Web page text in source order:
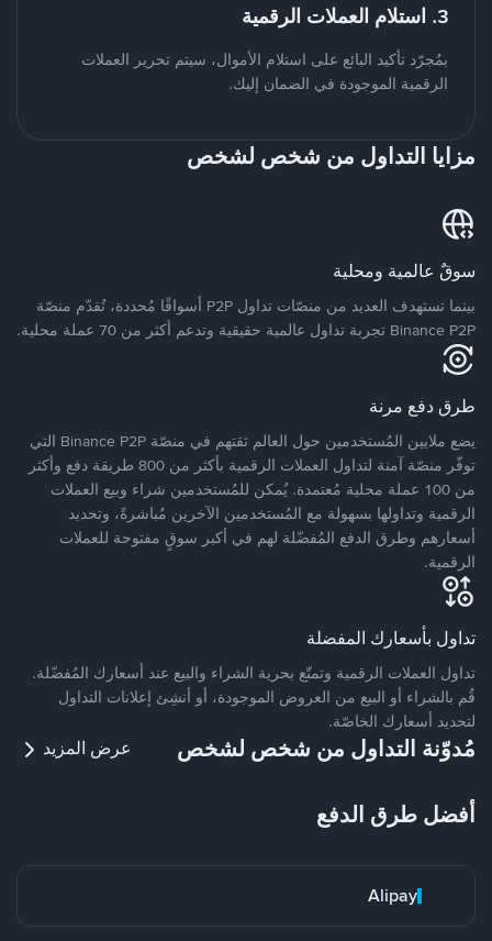
3. استلام العملات الرقمية
بمُجرّد تأكيد البائع على استلام الأموال، سيتم تحرير العملات
الرقمية الموجودة في الضمان إليك.
مزايا التداول من شخص لشخص
سوقٌ عالمية ومحلية
بينما تستهدف العديد من منصّات تداول P2P أسواقًا مُحددة، تُقدّم منصّة
Binance P2P تجربة تداول عالمية حقيقية وتدعم أكثر من 70 عملة محلية.
طرق دفع مرنة
يضع ملايين المُستخدمين حول العالم ثقتهم في منصّة Binance P2P التي
توفّر منصّة آمنة لتداول العملات الرقمية بأكثر من 800 طريقة دفع وأكثر
من 100 عملة محلية مُعتمدة. يُمكن للمُستخدمين شراء وبيع العملات
الرقمية وتداولها بسهولة مع المُستخدمين الآخرين مُباشرةً، وتحديد
أسعارهم وطرق الدفع المُفضّلة لهم في أكبر سوقٍ مفتوحة للعملات
الرقمية.
تداول بأسعارك المفضلة
تداول العملات الرقمية وتمتّع بحرية الشراء والبيع عند أسعارك المُفضّلة.
قُم بالشراء أو البيع من العروض الموجودة، أو أنشِئ إعلانات التداول
لتحديد أسعارك الخاصّة.
مُدوّنة التداول من شخص لشخص عرض المزيد
أفضل طرق الدفع
Alipay